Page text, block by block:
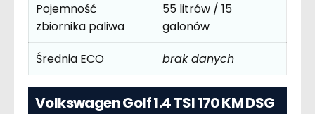
Pojemność
zbiornika paliwa
55 litrów / 15
galonów
Średnia ECO
brak danych
Volkswagen Golf 1.4 TSI 170 KM DSG